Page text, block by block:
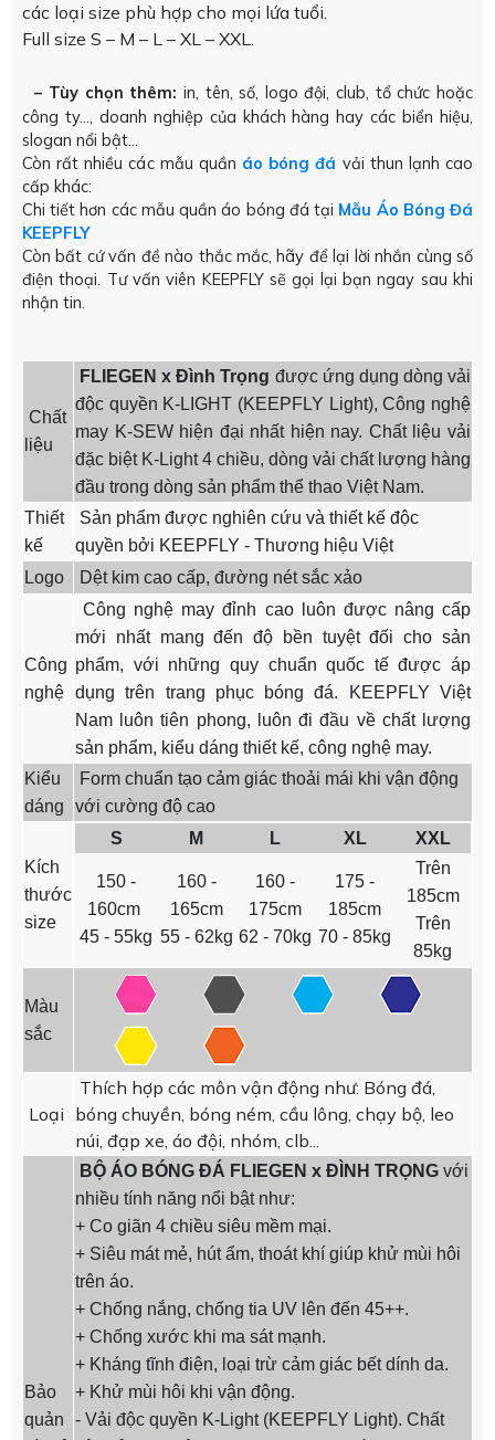
các loại size phù hợp cho mọi lứa tuổi.
Full size S – M – L – XL – XXL.
– Tùy chọn thêm: in, tên, số, logo đội, club, tổ chức hoặc
công ty…, doanh nghiệp của khách hàng hay các biển hiệu,
slogan nổi bật…
Còn rất nhiều các mẫu quần áo bóng đá vải thun lạnh cao
cấp khác:
Chi tiết hơn các mẫu quần áo bóng đá tại Mẫu Áo Bóng Đá
KEEPFLY
Còn bất cứ vấn đề nào thắc mắc, hãy để lại lời nhắn cùng số
điện thoại. Tư vấn viên KEEPFLY sẽ gọi lại bạn ngay sau khi
nhận tin.
Chất
liệu
FLIEGEN x Đình Trọng được ứng dụng dòng vải
độc quyền K-LIGHT (KEEPFLY Light), Công nghệ
may K-SEW hiện đại nhất hiện nay. Chất liệu vải
đặc biệt K-Light 4 chiều, dòng vải chất lượng hàng
đầu trong dòng sản phẩm thể thao Việt Nam.
Thiết
kế
Sản phẩm được nghiên cứu và thiết kế độc
quyền bởi KEEPFLY - Thương hiệu Việt
Logo
Dệt kim cao cấp, đường nét sắc xảo
Công
nghệ
Công nghệ may đỉnh cao luôn được nâng cấp
mới nhất mang đến độ bền tuyệt đối cho sản
phẩm, với những quy chuẩn quốc tế được áp
dụng trên trang phục bóng đá. KEEPFLY Việt
Nam luôn tiên phong, luôn đi đầu về chất lượng
sản phẩm, kiểu dáng thiết kế, công nghệ may.
Kiểu
dáng
Form chuẩn tạo cảm giác thoải mái khi vận động
với cường độ cao
Kích
thước
size
S M L XL XXL
150 -
160cm
45 - 55kg
160 -
165cm
55 - 62kg
160 -
175cm
62 - 70kg
175 -
185cm
70 - 85kg
Trên
185cm
Trên
85kg
Màu
sắc
Loại
Thích hợp các môn vận động như: Bóng đá,
bóng chuyền, bóng ném, cầu lông, chạy bộ, leo
núi, đạp xe, áo đội, nhóm, clb...
Bảo
quản
BỘ ÁO BÓNG ĐÁ FLIEGEN x ĐÌNH TRỌNG với
nhiều tính năng nổi bật như:
+ Co giãn 4 chiều siêu mềm mại.
+ Siêu mát mẻ, hút ẩm, thoát khí giúp khử mùi hôi
trên áo.
+ Chống nắng, chống tia UV lên đến 45++.
+ Chống xước khi ma sát mạnh.
+ Kháng tĩnh điện, loại trừ cảm giác bết dính da.
+ Khử mùi hôi khi vận động.
- Vải độc quyền K-Light (KEEPFLY Light). Chất